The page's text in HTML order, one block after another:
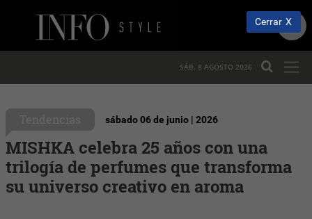
SÁB. 8 AGOSTO 2026
sábado 06 de junio | 2026
MISHKA celebra 25 años con una
trilogía de perfumes que transforma
su universo creativo en aroma
Cerrar